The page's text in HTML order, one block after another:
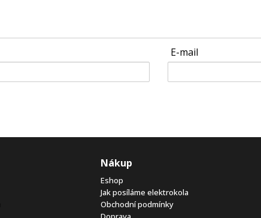
E-mail
Nákup
Eshop
Jak posíláme elektrokola
Obchodní podmínky